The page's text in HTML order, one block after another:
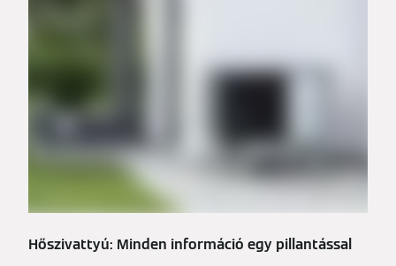
Hőszivattyú: Minden információ egy pillantással